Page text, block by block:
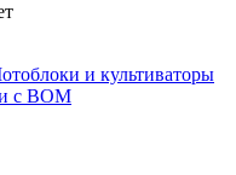
и культиваторы
с ВОМ